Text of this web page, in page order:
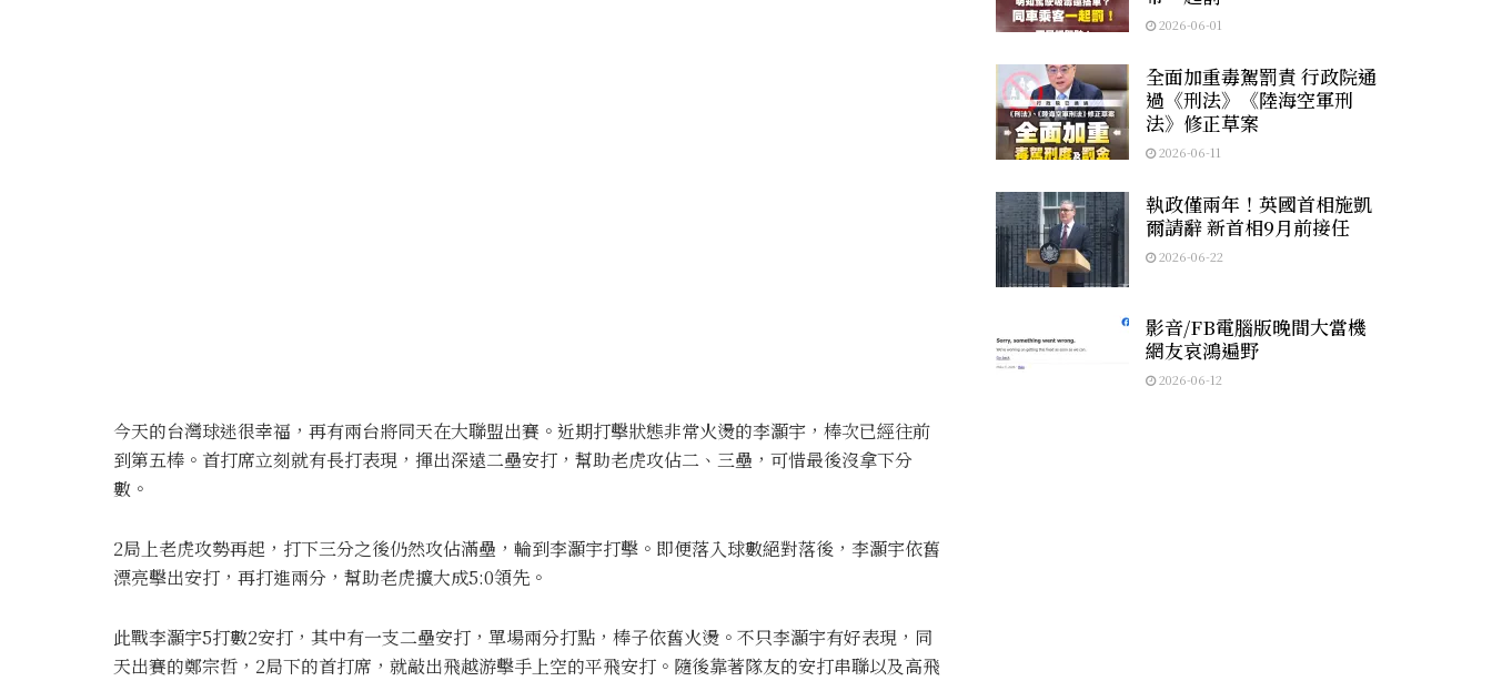
今天的台灣球迷很幸福，再有兩台將同天在大聯盟出賽。近期打擊狀態非常火燙的李灝宇，棒次已經往前
到第五棒。首打席立刻就有長打表現，揮出深遠二壘安打，幫助老虎攻佔二、三壘，可惜最後沒拿下分
數。
2局上老虎攻勢再起，打下三分之後仍然攻佔滿壘，輪到李灝宇打擊。即便落入球數絕對落後，李灝宇依舊
漂亮擊出安打，再打進兩分，幫助老虎擴大成5:0領先。
此戰李灝宇5打數2安打，其中有一支二壘安打，單場兩分打點，棒子依舊火燙。不只李灝宇有好表現，同
天出賽的鄭宗哲，2局下的首打席，就敲出飛越游擊手上空的平飛安打。隨後靠著隊友的安打串聯以及高飛
2026-06-01
全面加重毒駕罰責 行政院通
過《刑法》《陸海空軍刑
法》修正草案
2026-06-11
執政僅兩年！英國首相施凱
爾請辭 新首相9月前接任
2026-06-22
影音/FB電腦版晚間大當機
網友哀鴻遍野
2026-06-12